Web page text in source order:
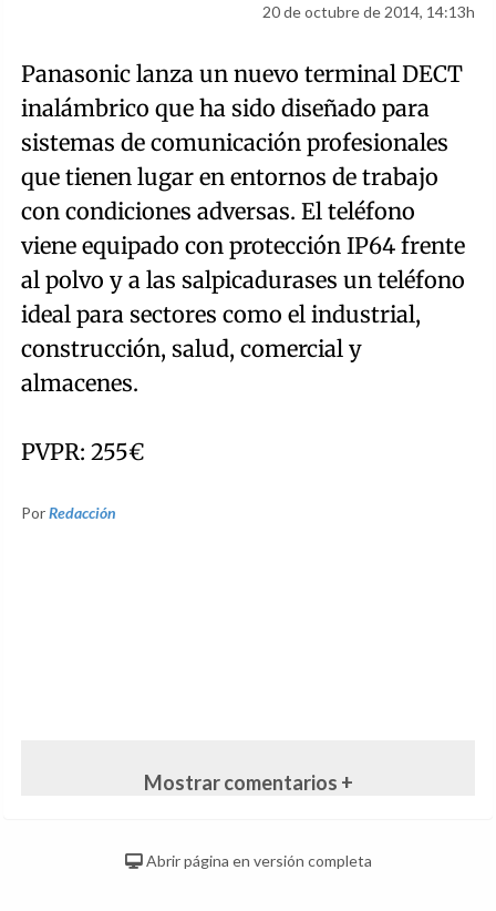
20 de octubre de 2014, 14:13h
Panasonic lanza un nuevo terminal DECT
inalámbrico que ha sido diseñado para
sistemas de comunicación profesionales
que tienen lugar en entornos de trabajo
con condiciones adversas. El teléfono
viene equipado con protección IP64 frente
al polvo y a las salpicadurases un teléfono
ideal para sectores como el industrial,
construcción, salud, comercial y
almacenes.
PVPR: 255€
PorRedacción
Mostrar comentarios +
Abrir página en versión completa